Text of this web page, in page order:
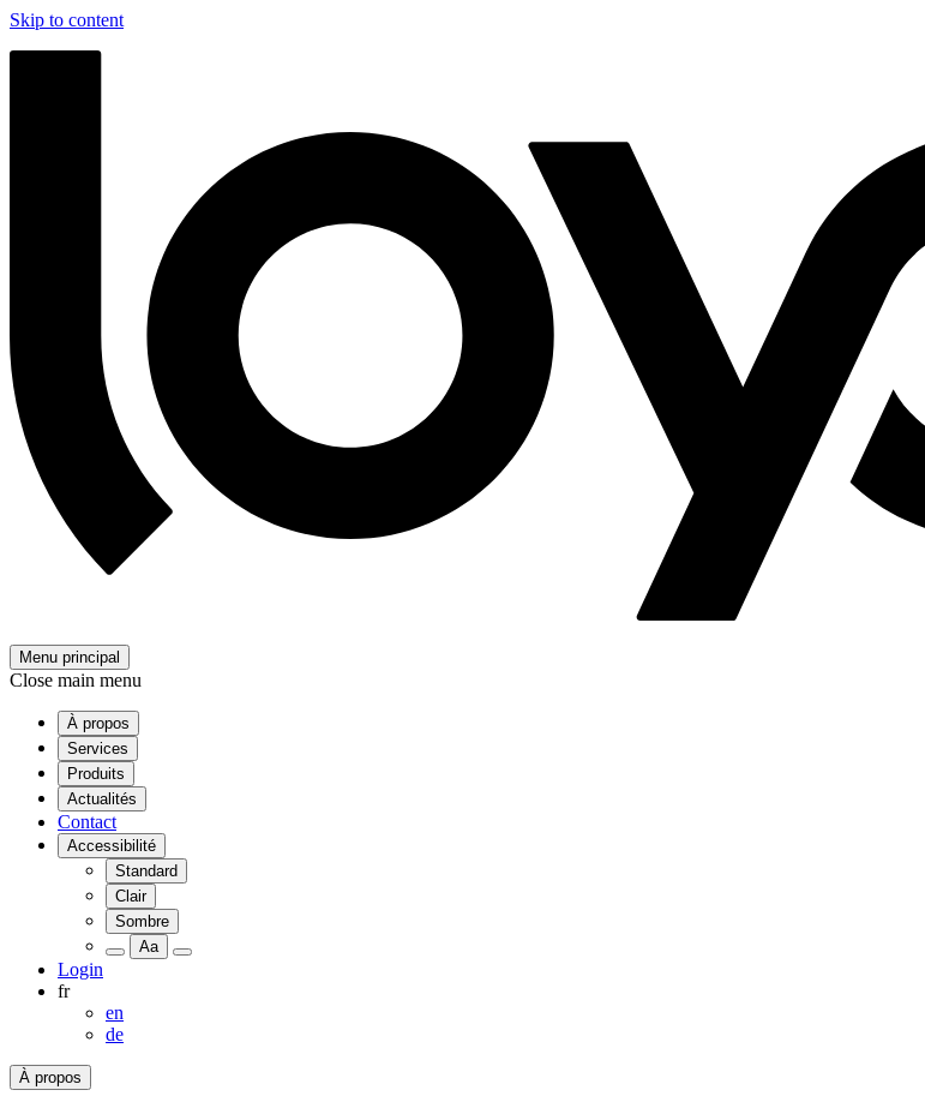
Skip to content
Menu principal
Close main menu
À propos
Services
Produits
Actualités
Contact
Accessibilité
Standard
Clair
Sombre
Aa
Login
fr
en
de
À propos